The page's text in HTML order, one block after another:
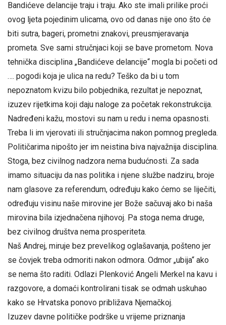
Bandićeve delancije traju i traju. Ako ste imali prilike proći
ovog ljeta pojedinim ulicama, ovo od danas nije ono što će
biti sutra, bageri, prometni znakovi, preusmjeravanja
prometa. Sve sami stručnjaci koji se bave prometom. Nova
tehnička disciplina „Bandićeve delancije“ mogla bi početi od
…. pogodi koja je ulica na redu? Teško da bi u tom
nepoznatom kvizu bilo pobjednika, rezultat je nepoznat,
izuzev rijetkima koji daju naloge za početak rekonstrukcija.
Nadređeni kažu, mostovi su nam u redu i nema opasnosti.
Treba li im vjerovati ili stručnjacima nakon pomnog pregleda.
Političarima nipošto jer im neistina biva najvažnija disciplina.
Stoga, bez civilnog nadzora nema budućnosti. Za sada
imamo situaciju da nas politika i njene službe nadziru, broje
nam glasove za referendum, određuju kako ćemo se liječiti,
određuju visinu naše mirovine jer Bože sačuvaj ako bi naša
mirovina bila izjednačena njihovoj. Pa stoga nema druge,
bez civilnog društva nema prosperiteta.
Naš Andrej, miruje bez prevelikog oglašavanja, pošteno jer
se čovjek treba odmoriti nakon odmora. Odmor „ubija“ ako
se nema što raditi. Odlazi Plenković Angeli Merkel na kavu i
razgovore, a domaći kontrolirani tisak se odmah uskuhao
kako se Hrvatska ponovo približava Njemačkoj.
Izuzev davne političke podrške u vrijeme priznanja